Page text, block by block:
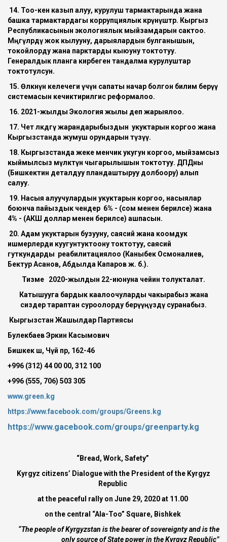
14. Тоо-кен казып алуу, курулуш тармактарында жана
башка тармактардагы коррупциялык көрүнүштөр. Кыргыз
Республикасынын экологиялык мыйзамдарын сактоо.
Мөңгүлөрдү жок кылууну, дарыялардын булганышын,
токойлорду жана парктарды кыюуну токтотуу.
Генералдык планга кирбеген тандалма курулуштар
токтотулсун.
15. Өлкөнүн келечеги үчүн сапаты начар болгон билим берүү
системасын кечиктирилгис реформалоо.
16. 2021-жылды Экология жылы деп жарыялоо.
17. Чет өлкөдөгү жарандарыбыздын укуктарын коргоо жана
Кыргызстанда жумуш орундарын түзүү.
18. Кыргызстанда жеке менчик укугун коргоо, мыйзамсыз
кыймылсыз мүлктүн чыгарылышын токтотуу. ДПДны
(Бишкектин деталдуу пландаштыруу долбоору) алып
салуу.
19. Насыя алуучулардын укуктарын коргоо, насыялар
боюнча пайыздык чендер 6% - (сом менен берилсе) жана
4% - (АКШ доллар менен берилсе) ашпасын.
20. Адам укуктарын бузууну, саясий жана коомдук
ишмерлерди куугунтуктоону токтотуу, саясий
гуткундарды реабилитациялоо (Каныбек Осмоналиев,
Бектур Асанов, Абдылда Капаров ж. б.).
Тизме 2020-жылдын 22-июнуна чейин толукталат.
Катышууга бардык каалоочуларды чакырабыз жана
сиздер тараптан суроолорду берүүңүздү суранабыз.
Кыргызстан Жашылдар Партиясы
Булекбаев Эркин Касымович
Бишкек ш, Чүй пр, 162-46
+996 (312) 44 00 00, 312 100
+996 (555, 706) 503 305
www.green.kg
https://www.facebook.com/groups/Greens.kg
https://www.gacebook.com/groups/greenparty.kg
“Bread, Work, Safety”
Kyrgyz citizens’ Dialogue with the President of the Kyrgyz
Republic
at the peaceful rally on June 29, 2020 at 11.00
on the central “Ala-Too” Square, Bishkek
“The people of Kyrgyzstan is the bearer of sovereignty and is the
only source of State power in the Kyrgyz Republic”